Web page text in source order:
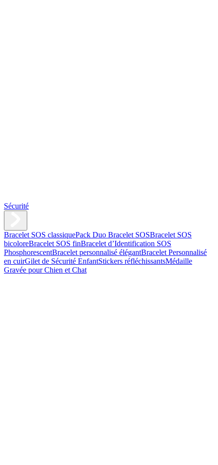
Sécurité
Bracelet SOS classiquePack Duo Bracelet SOSBracelet SOS
bicoloreBracelet SOS finBracelet d’Identification SOS
PhosphorescentBracelet personnalisé élégantBracelet Personnalisé
en cuirGilet de Sécurité EnfantStickers réfléchissantsMédaille
Gravée pour Chien et Chat